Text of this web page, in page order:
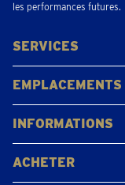
les performances futures.
SERVICES
Acheter
Vendre
Vente aux enchères
EMPLACEMENTS
Gerpinnes
Liège
Namur
Waterloo
Woluwe-Saint-
Voir tous les
INFORMATIONS
FAQ
Avis clients
ACHETER
Acheter de l'or
Acheter des pièces
Acheter de l'argent